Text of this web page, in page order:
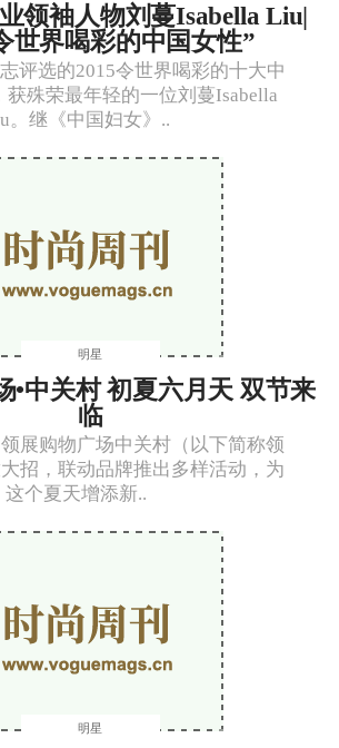
领袖人物刘蔓Isabella Liu|
世界喝彩的中国女性”
评选的2015令世界喝彩的十大中
获殊荣最年轻的一位刘蔓Isabella
。继《中国妇女》..
明星
•中关村 初夏六月天 双节来
临
展购物广场中关村（以下简称领
招，联动品牌推出多样活动，为
这个夏天增添新..
明星